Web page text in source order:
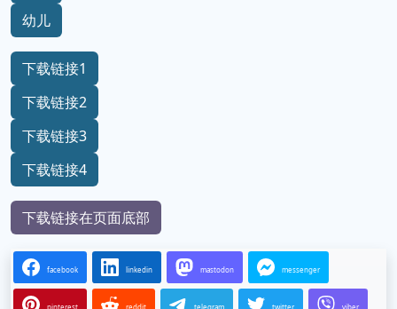
幼儿
下载链接1
下载链接2
下载链接3
下载链接4
下载链接在页面底部
facebook linkedin mastodon messenger
pinterest reddit telegram twitter viber